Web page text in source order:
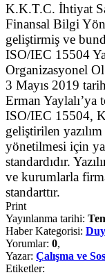
K.K.T.C. İhtiyat
Finansal Bilgi
geliştirmiş ve
ISO/IEC 15504
Organizasyonel
3 Mayıs 2019
Erman Yaylalı’ya
ISO/IEC 15504,
geliştirilen
yönetilmesi için
standardıdır.
ve kurumlarla
standarttır.
Print
Yayınlanma tarihi:
Haber Kategorisi:
Yorumlar: 0,
Yazar: Çalışma ve
Etiketler: